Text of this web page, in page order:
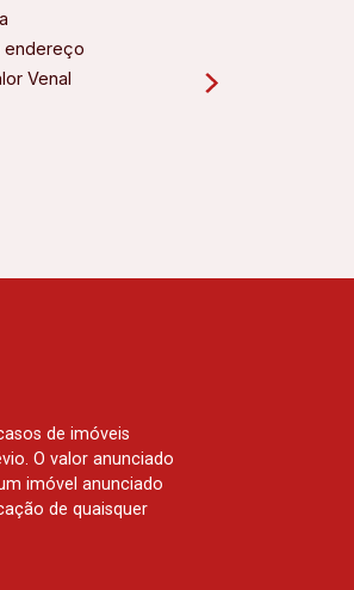
endereço
Venal
de imóveis
O valor anunciado
imóvel anunciado
de quaisquer